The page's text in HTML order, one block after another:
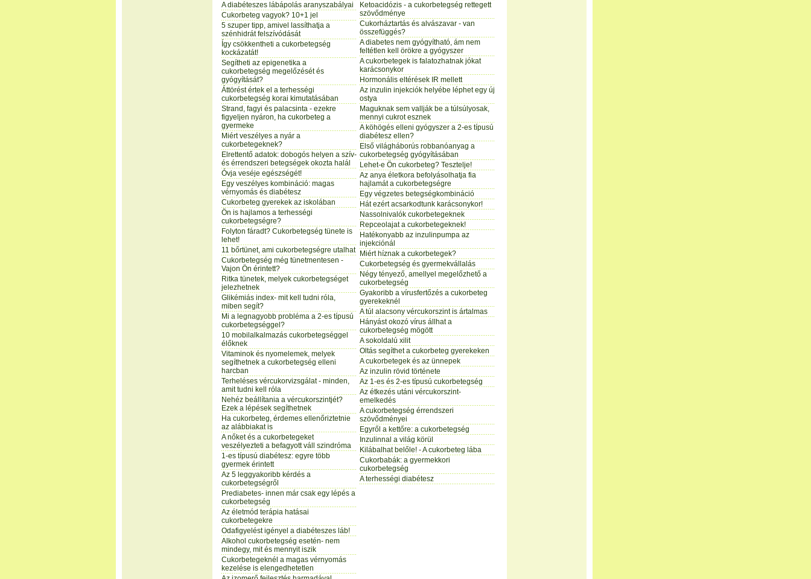
A diabéteszes lábápolás aranyszabályai
Cukorbeteg vagyok? 10+1 jel
5 szuper tipp, amivel lassíthatja a
szénhidrát felszívódását
Így csökkentheti a cukorbetegség
kockázatát!
Segítheti az epigenetika a
cukorbetegség megelőzését és
gyógyítását?
Áttörést értek el a terhességi
cukorbetegség korai kimutatásában
Strand, fagyi és palacsinta - ezekre
figyeljen nyáron, ha cukorbeteg a
gyermeke
Miért veszélyes a nyár a
cukorbetegeknek?
Elrettentő adatok: dobogós helyen a szív-
és érrendszeri betegségek okozta halál
Óvja veséje egészségét!
Egy veszélyes kombináció: magas
vérnyomás és diabétesz
Cukorbeteg gyerekek az iskolában
Ön is hajlamos a terhességi
cukorbetegségre?
Folyton fáradt? Cukorbetegség tünete is
lehet!
11 bőrtünet, ami cukorbetegségre utalhat
Cukorbetegség még tünetmentesen -
Vajon Ön érintett?
Ritka tünetek, melyek cukorbetegséget
jelezhetnek
Glikémiás index- mit kell tudni róla,
miben segít?
Mi a legnagyobb probléma a 2-es típusú
cukorbetegséggel?
10 mobilalkalmazás cukorbetegséggel
élőknek
Vitaminok és nyomelemek, melyek
segíthetnek a cukorbetegség elleni
harcban
Terheléses vércukorvizsgálat - minden,
amit tudni kell róla
Nehéz beállítania a vércukorszintjét?
Ezek a lépések segíthetnek
Ha cukorbeteg, érdemes ellenőriztetnie
az alábbiakat is
A nőket és a cukorbetegeket
veszélyezteti a befagyott váll szindróma
1-es típusú diabétesz: egyre több
gyermek érintett
Az 5 leggyakoribb kérdés a
cukorbetegségről
Prediabetes- innen már csak egy lépés a
cukorbetegség
Az életmód terápia hatásai
cukorbetegekre
Odafigyelést igényel a diabéteszes láb!
Alkohol cukorbetegség esetén- nem
mindegy, mit és mennyit iszik
Cukorbetegeknél a magas vérnyomás
kezelése is elengedhetetlen
Ketoacidózis - a cukorbetegség rettegett
szövődménye
Cukorháztartás és alvászavar - van
összefüggés?
A diabetes nem gyógyítható, ám nem
feltétlen kell örökre a gyógyszer
A cukorbetegek is falatozhatnak jókat
karácsonykor
Hormonális eltérések IR mellett
Az inzulin injekciók helyébe léphet egy új
ostya
Maguknak sem vallják be a túlsúlyosak,
mennyi cukrot esznek
A köhögés elleni gyógyszer a 2-es típusú
diabétesz ellen?
Első világháborús robbanóanyag a
cukorbetegség gyógyításában
Lehet-e Ön cukorbeteg? Tesztelje!
Az anya életkora befolyásolhatja fia
hajlamát a cukorbetegségre
Egy végzetes betegségkombináció
Hát ezért acsarkodtunk karácsonykor!
Nassolnivalók cukorbetegeknek
Repceolajat a cukorbetegeknek!
Hatékonyabb az inzulinpumpa az
injekciónál
Miért híznak a cukorbetegek?
Cukorbetegség és gyermekvállalás
Négy tényező, amellyel megelőzhető a
cukorbetegség
Gyakoribb a vírusfertőzés a cukorbeteg
gyerekeknél
A túl alacsony vércukorszint is ártalmas
Hányást okozó vírus állhat a
cukorbetegség mögött
A sokoldalú xilit
Oltás segíthet a cukorbeteg gyerekeken
A cukorbetegek és az ünnepek
Az inzulin rövid története
Az 1-es és 2-es típusú cukorbetegség
Az étkezés utáni vércukorszint-
emelkedés
A cukorbetegség érrendszeri
szövődményei
Egyről a kettőre: a cukorbetegség
Inzulinnal a világ körül
Kilábalhat belőle! - A cukorbeteg lába
Cukorbabák: a gyermekkori
cukorbetegség
A terhességi diabétesz